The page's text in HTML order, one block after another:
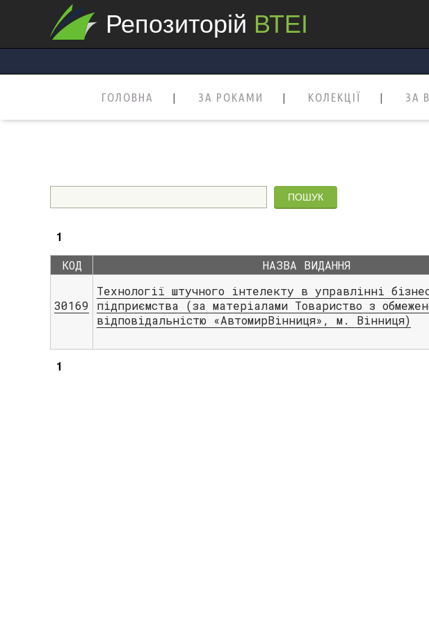
Репозиторій ВТЕІ
ГОЛОВНА ЗА РОКАМИ КОЛЕКЦІЇ ЗА
1
КОД НАЗВА ВИДАННЯ
30169
Технології штучного інтелекту в управлінні
підприємства (за матеріалами Товариство з
відповідальністю «АвтомирВінниця», м. Вінниця)
1